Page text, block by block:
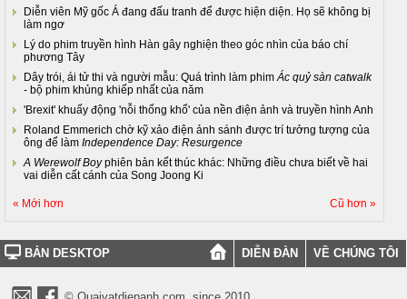
Diễn viên Mỹ gốc Á đang đấu tranh để được hiện diện. Họ sẽ không bị
làm ngơ
Lý do phim truyền hình Hàn gây nghiện theo góc nhìn của báo chí
phương Tây
Dây trói, ái tử thi và người mẫu: Quá trình làm phimÁc quỷ sàn catwalk
- bộ phim khủng khiếp nhất của năm
'Brexit' khuấy động 'nỗi thống khổ' của nền điện ảnh và truyền hình Anh
Roland Emmerich chờ kỹ xảo điện ảnh sánh được trí tưởng tượng của
ông để làm Independence Day: Resurgence
A Werewolf Boyphiên bản kết thúc khác: Những điều chưa biết về hai
vai diễn cất cánh của Song Joong Ki
« Mới hơn Cũ hơn »
BẢN DESKTOP DIỄN ĐÀN VỀ CHÚNG TÔI